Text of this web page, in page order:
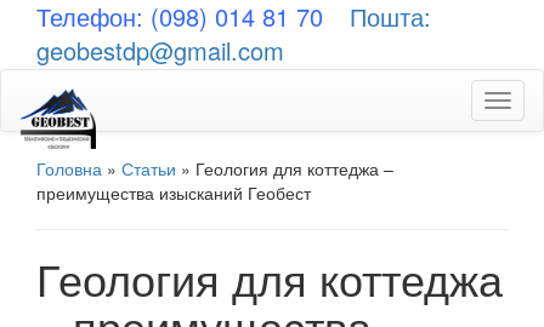
Телефон: (098) 014 81 70
Пошта:
geobestdp@gmail.com
Головна » Статьи » Геология для коттеджа –
преимущества изысканий Геобест
Геология для коттеджа